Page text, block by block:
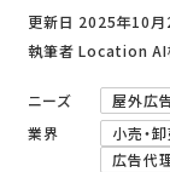
更新日 2025年10月
執筆者 Location AI
ニーズ 屋外広
業界
小売・
広告代